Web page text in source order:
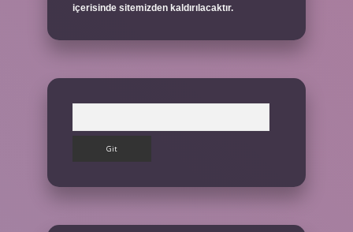
içerisinde sitemizden kaldırılacaktır.